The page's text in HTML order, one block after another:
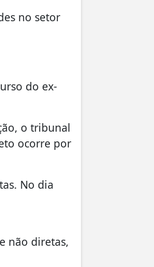
no setor
do ex-
o tribunal
ocorre por
No dia
não diretas,